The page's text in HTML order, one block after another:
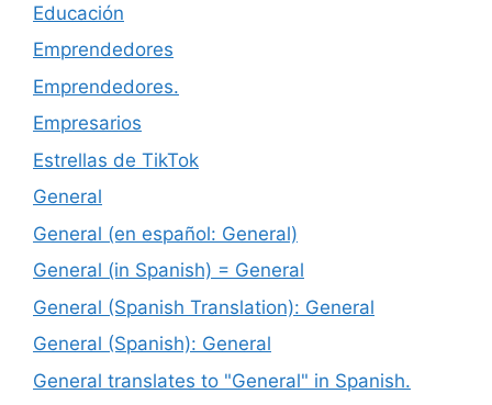
Educación
Emprendedores
Emprendedores.
Empresarios
Estrellas de TikTok
General
General (en español: General)
General (in Spanish) = General
General (Spanish Translation): General
General (Spanish): General
General translates to "General" in Spanish.